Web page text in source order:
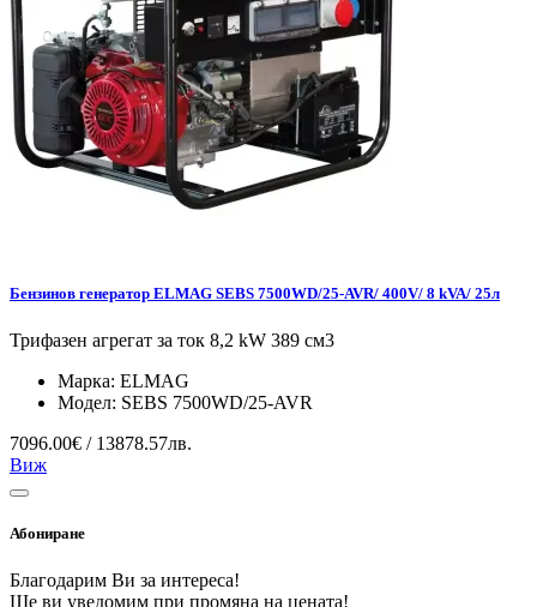
Бензинов генератор ELMAG SEBS 7500WD/25-AVR/ 400V/ 8 kVA/ 25л
Трифазен агрегат за ток 8,2 kW 389 см3
Марка: ELMAG
Модел: SEBS 7500WD/25-AVR
7096.00€ / 13878.57лв.
Виж
Абониране
Благодарим Ви за интереса!
Ще ви уведомим при промяна на цената!